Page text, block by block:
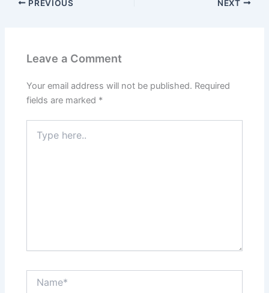
PREVIOUS NEXT
Leave a Comment
Your email address will not be published. Required
fields are marked *
here..